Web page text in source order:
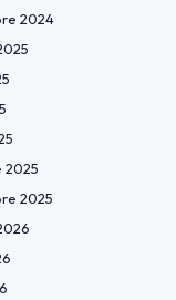
2024
2025
2025